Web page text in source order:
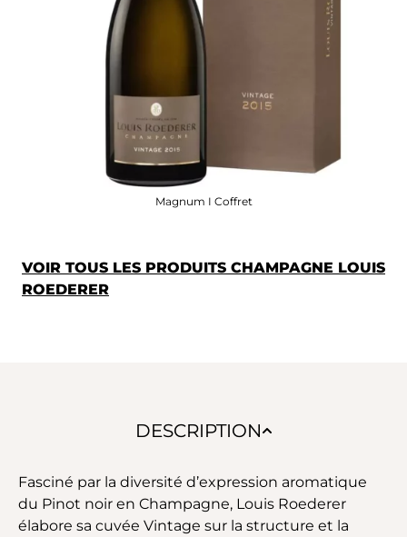
Magnum I Coffret
VOIR TOUS LES PRODUITS CHAMPAGNE LOUIS
ROEDERER
DESCRIPTION
Fasciné par la diversité d’expression aromatique
du Pinot noir en Champagne, Louis Roederer
élabore sa cuvée Vintage sur la structure et la